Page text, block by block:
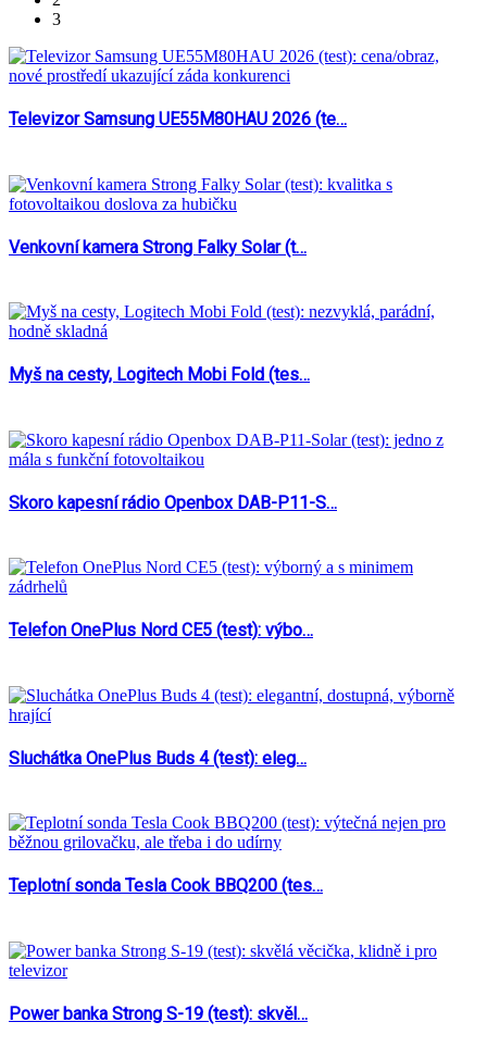
3
Televizor Samsung UE55M80HAU 2026 (te…
Venkovní kamera Strong Falky Solar (t…
Myš na cesty, Logitech Mobi Fold (tes…
Skoro kapesní rádio Openbox DAB-P11-S…
Telefon OnePlus Nord CE5 (test): výbo…
Sluchátka OnePlus Buds 4 (test): eleg…
Teplotní sonda Tesla Cook BBQ200 (tes…
Power banka Strong S-19 (test): skvěl…